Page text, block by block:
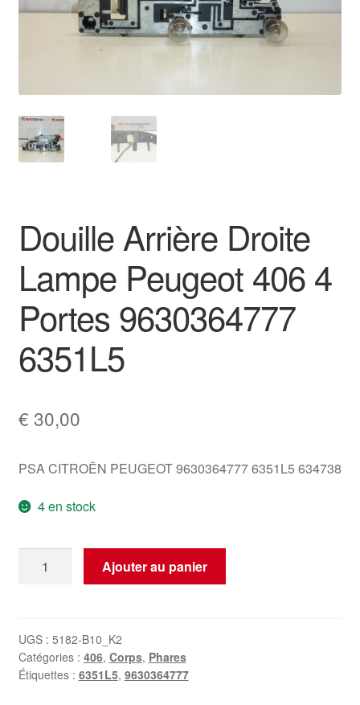
Politique de confidentialité
Procédure de Réclamation
Douille Arrière Droite
Lampe Peugeot 406 4
Portes 9630364777
6351L5
€ 30,00
PSA CITROËN PEUGEOT 9630364777 6351L5 634738
4 en stock
Droite
Lampe
Peugeot
Ajouter au panier
UGS : 5182-B10_K2
Catégories : 406, Corps, Phares
Étiquettes : 6351L5, 9630364777